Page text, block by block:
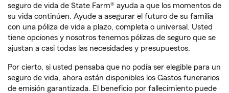
seguro de vida de State Farm® ayuda a que los momentos de
su vida continúen. Ayude a asegurar el futuro de su familia
con una póliza de vida a plazo, completa o universal. Usted
tiene opciones y nosotros tenemos pólizas de seguro que se
ajustan a casi todas las necesidades y presupuestos.
Por cierto, si usted pensaba que no podía ser elegible para un
seguro de vida, ahora están disponibles los Gastos funerarios
de emisión garantizada. El beneficio por fallecimiento puede